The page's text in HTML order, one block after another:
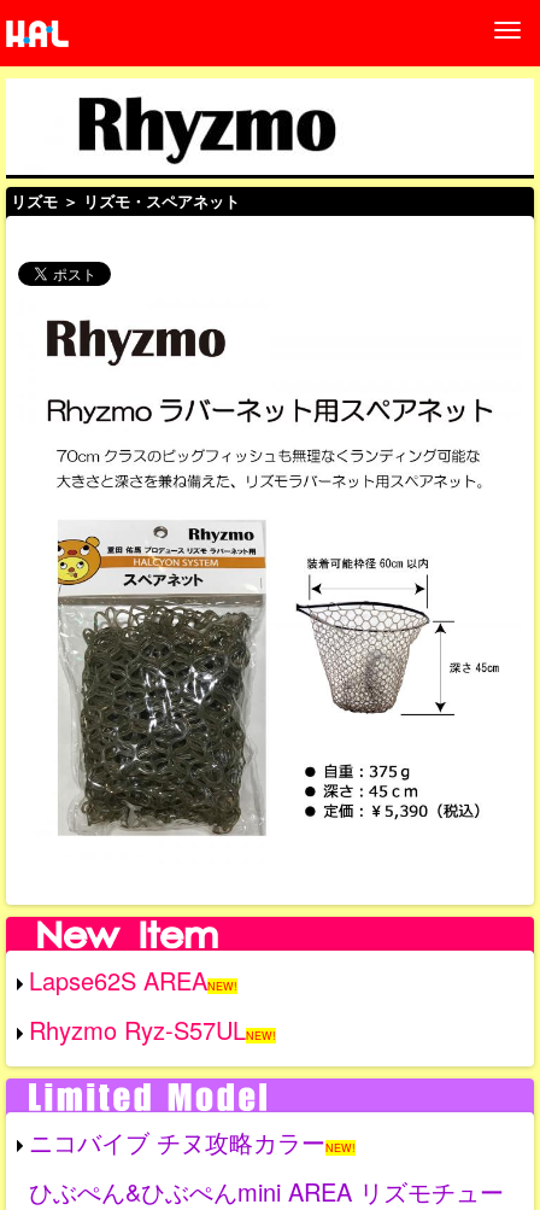
リズモ ＞ リズモ・スペアネット
Lapse62S AREANEW!
Rhyzmo Ryz-S57ULNEW!
ニコバイブ チヌ攻略カラーNEW!
ひぶぺん&ひぶぺんmini AREA リズモチュー